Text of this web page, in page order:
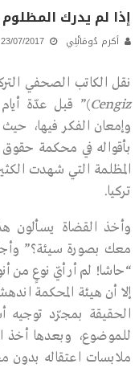
إذا لم يدرك
أكرم دُومَانْلِي 23/07/2017
نقل الكاتب الصحفي
Cengiz)” قبل عدّة
وإمعان الفكر فيها، حيث
بأقواله في محكمة حقوق
المظلمة التي شهدت
تركيا.
وأخذ القضاة يسألون
معك بصورة سيئة؟”
“حاشا! لم أر أيّ نوعٍ من
إلا أن هيئة المحكمة
الحقيقة بمجرّد توجيه
للموضوع، وبعدها أخذ
ملابسات اعتقاله بدون